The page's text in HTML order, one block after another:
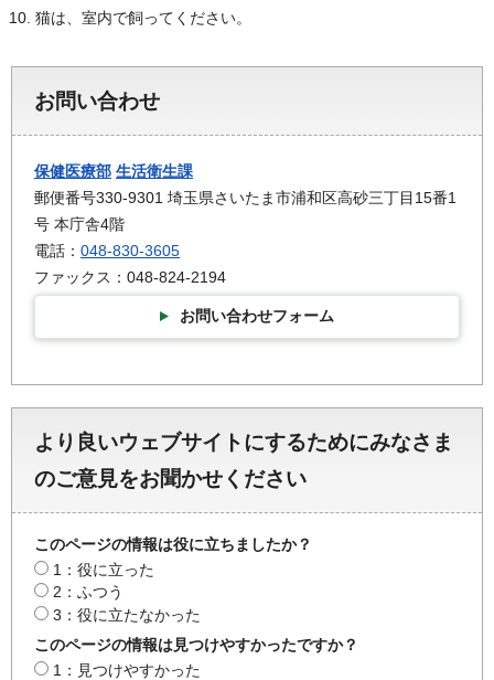
猫は、室内で飼ってください。
お問い合わせ
保健医療部 生活衛生課
郵便番号330-9301 埼玉県さいたま市浦和区高砂三丁目15番1
号 本庁舎4階
電話： 048-830-3605
ファックス：048-824-2194
お問い合わせフォーム
より良いウェブサイトにするためにみなさま
のご意見をお聞かせください
このページの情報は役に立ちましたか？
1：役に立った
2：ふつう
3：役に立たなかった
このページの情報は見つけやすかったですか？
1：見つけやすかった